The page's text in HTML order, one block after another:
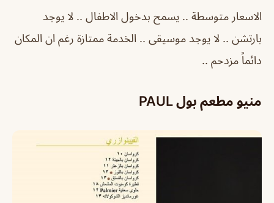
الاسعار متوسطة .. يسمح بدخول الاطفال .. لا يوجد
بارتشن .. لا يوجد موسيقى .. الخدمة ممتازة رغم ان المكان
دائماً مزدحم ..
منيو مطعم بولPAUL